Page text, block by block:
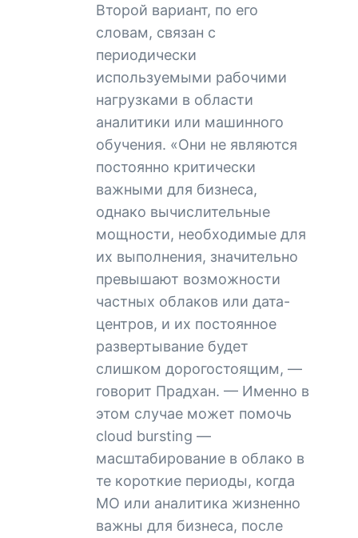
Второй вариант, по его
словам, связан с
периодически
используемыми рабочими
нагрузками в области
аналитики или машинного
обучения. «Они не являются
постоянно критически
важными для бизнеса,
однако вычислительные
мощности, необходимые для
их выполнения, значительно
превышают возможности
частных облаков или дата-
центров, и их постоянное
развертывание будет
слишком дорогостоящим, —
говорит Прадхан. — Именно в
этом случае может помочь
cloud bursting —
масштабирование в облако в
те короткие периоды, когда
МО или аналитика жизненно
важны для бизнеса, после